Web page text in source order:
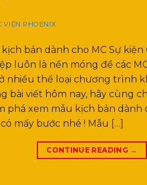
VIỆN PHOENIX
bản dành cho MC Sự kiện
luôn là nền móng để các
nhiều thể loại chương trình
bài viết hôm nay, hãy cùng
phá xem mẫu kịch bản dành
mấy bước nhé ! Mẫu […]
CONTINUE READING →